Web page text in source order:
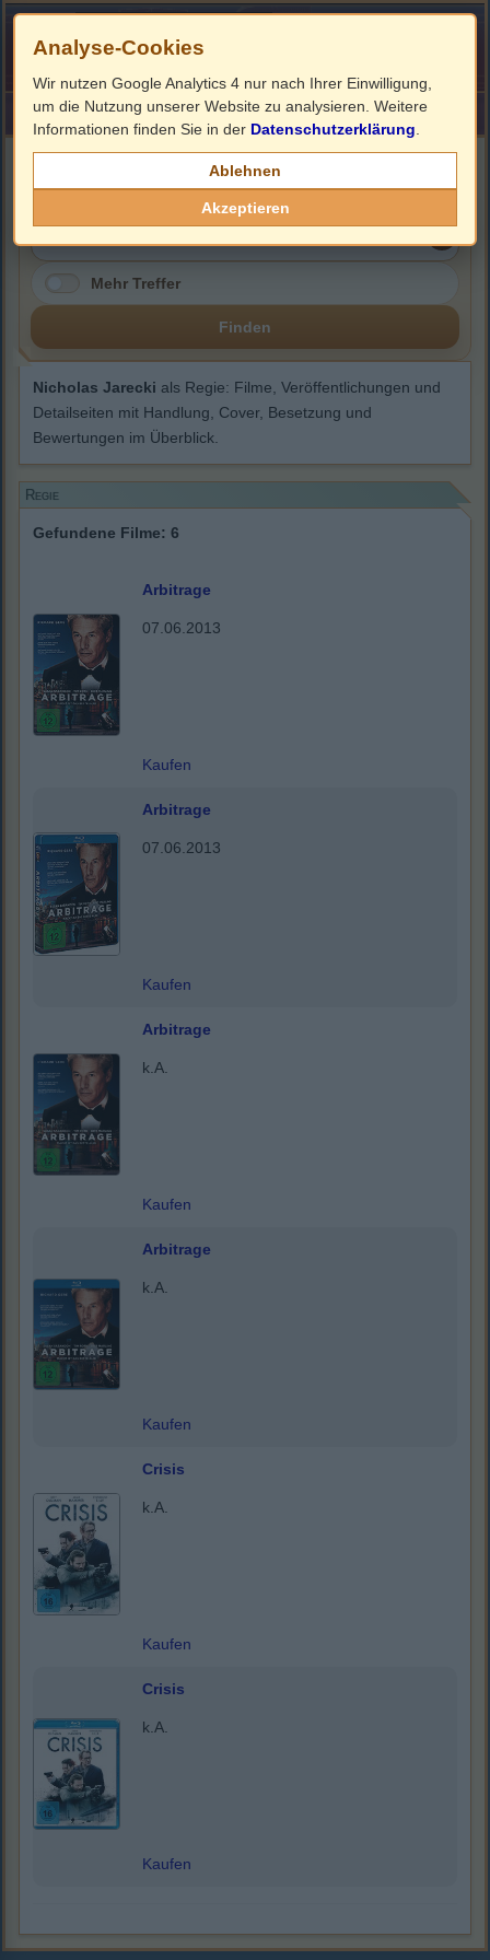
HOME ImpressumLinks
Nicholas Jarecki
Mehr Treffer
Finden
Nicholas Jarecki als Regie: Filme, Veröffentlichungen und
Detailseiten mit Handlung, Cover, Besetzung und
Bewertungen im Überblick.
Regie
Gefundene Filme: 6
Arbitrage
07.06.2013
Kaufen
Arbitrage
07.06.2013
Kaufen
Arbitrage
k.A.
Kaufen
Arbitrage
k.A.
Kaufen
Crisis
k.A.
Kaufen
Crisis
k.A.
Kaufen
Analyse-Cookies
Wir nutzen Google Analytics 4 nur nach Ihrer Einwilligung,
um die Nutzung unserer Website zu analysieren. Weitere
Informationen finden Sie in der Datenschutzerklärung
Ablehnen
Akzeptieren